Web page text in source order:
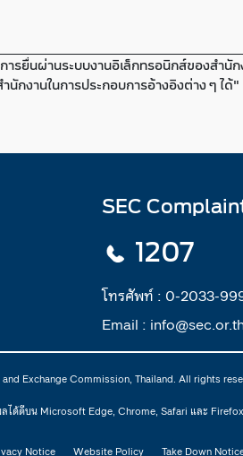
ยื่นผ่านระบบงานอิเล็กทรอนิกส์ของสำนั
กงานในการประกอบการอ้างอิงต่าง ๆ ได้"
SEC
1207
โทรศัพท์ : 0-2033-
Email :
and Exchange Commission, Thailand. All rights
ลได้ดีบน Microsoft Edge, Chrome, Safari และ Firefox
Notice Website Policy Take Down